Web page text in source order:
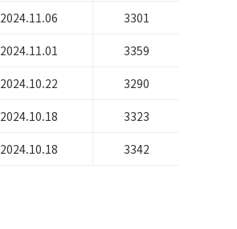
2024.11.06 3301
2024.11.01 3359
2024.10.22 3290
2024.10.18 3323
2024.10.18 3342